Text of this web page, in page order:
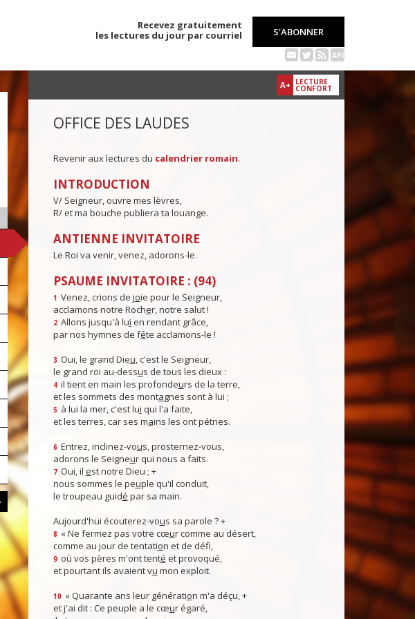
Recevez gratuitement
les lectures du jour par courriel
S'ABONNER
API
A+ LECTURE
CONFORT
OFFICE DES LAUDES
Revenir aux lectures du calendrier romain.
INTRODUCTION
V/ Seigneur, ouvre mes lèvres,
R/ et ma bouche publiera ta louange.
ANTIENNE INVITATOIRE
Le Roi va venir, venez, adorons-le.
PSAUME INVITATOIRE : (94)
1 Venez, crions de joie pour le Seigneur,
acclamons notre Rocher, notre salut !
2 Allons jusqu'à lui en rendant grâce,
par nos hymnes de fête acclamons-le !
3 Oui, le grand Dieu, c'est le Seigneur,
le grand roi au-dessus de tous les dieux :
4 il tient en main les profondeurs de la terre,
et les sommets des montagnes sont à lui ;
5 à lui la mer, c'est lui qui l'a faite,
et les terres, car ses mains les ont pétries.
6 Entrez, inclinez-vous, prosternez-vous,
adorons le Seigneur qui nous a faits.
7 Oui, il est notre Dieu ; +
nous sommes le peuple qu'il conduit,
le troupeau guidé par sa main.
Aujourd'hui écouterez-vous sa parole ? +
8 « Ne fermez pas votre cœur comme au désert,
comme au jour de tentation et de défi,
9 où vos pères m'ont tenté et provoqué,
et pourtant ils avaient vu mon exploit.
10 « Quarante ans leur génération m'a déçu, +
et j'ai dit : Ce peuple a le cœur égaré,